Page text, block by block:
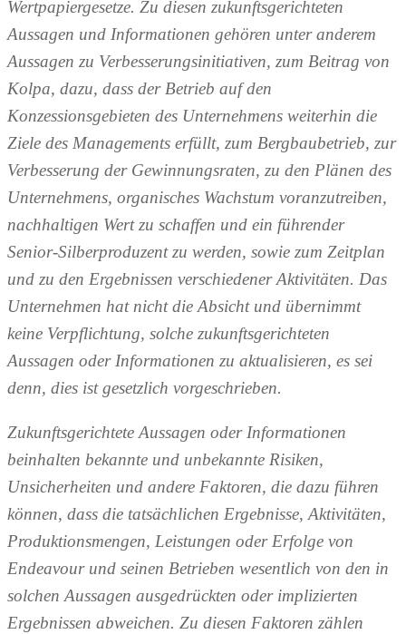
Wertpapiergesetze. Zu diesen zukunftsgerichteten
Aussagen und Informationen gehören unter anderem
Aussagen zu Verbesserungsinitiativen, zum Beitrag von
Kolpa, dazu, dass der Betrieb auf den
Konzessionsgebieten des Unternehmens weiterhin die
Ziele des Managements erfüllt, zum Bergbaubetrieb, zur
Verbesserung der Gewinnungsraten, zu den Plänen des
Unternehmens, organisches Wachstum voranzutreiben,
nachhaltigen Wert zu schaffen und ein führender
Senior-Silberproduzent zu werden, sowie zum Zeitplan
und zu den Ergebnissen verschiedener Aktivitäten. Das
Unternehmen hat nicht die Absicht und übernimmt
keine Verpflichtung, solche zukunftsgerichteten
Aussagen oder Informationen zu aktualisieren, es sei
denn, dies ist gesetzlich vorgeschrieben.
Zukunftsgerichtete Aussagen oder Informationen
beinhalten bekannte und unbekannte Risiken,
Unsicherheiten und andere Faktoren, die dazu führen
können, dass die tatsächlichen Ergebnisse, Aktivitäten,
Produktionsmengen, Leistungen oder Erfolge von
Endeavour und seinen Betrieben wesentlich von den in
solchen Aussagen ausgedrückten oder implizierten
Ergebnissen abweichen. Zu diesen Faktoren zählen